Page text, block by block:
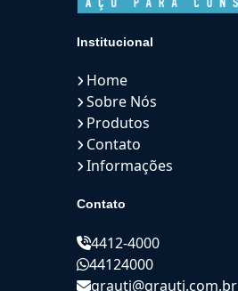
Institucional
Home
Sobre Nós
Produtos
Contato
Informações
Contato
4412-4000
44124000
grauti@grauti.com.br